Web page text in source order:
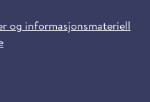
og informasjonsmateriell